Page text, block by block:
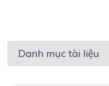
Danh mục tài liệu